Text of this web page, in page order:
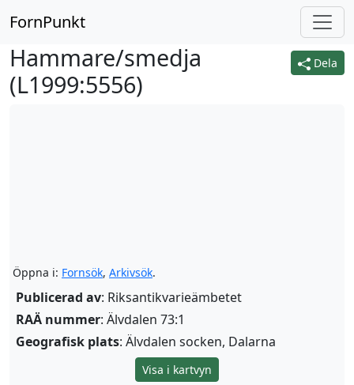
FornPunkt
Dela
Hammare/smedja
(L1999:5556)
Öppna i: Fornsök, Arkivsök.
Publicerad av: Riksantikvarieämbetet
RAÄ nummer: Älvdalen 73:1
Geografisk plats: Älvdalen socken, Dalarna
Visa i kartvyn